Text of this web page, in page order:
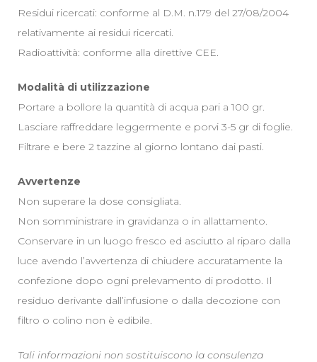
Residui ricercati: conforme al D.M. n.179 del 27/08/2004
relativamente ai residui ricercati.
Radioattività: conforme alla direttive CEE.
Modalità di utilizzazione
Portare a bollore la quantità di acqua pari a 100 gr.
Lasciare raffreddare leggermente e porvi 3-5 gr di foglie.
Filtrare e bere 2 tazzine al giorno lontano dai pasti.
Avvertenze
Non superare la dose consigliata.
Non somministrare in gravidanza o in allattamento.
Conservare in un luogo fresco ed asciutto al riparo dalla
luce avendo l’avvertenza di chiudere accuratamente la
confezione dopo ogni prelevamento di prodotto. Il
residuo derivante dall’infusione o dalla decozione con
filtro o colino non è edibile.
Tali informazioni non sostituiscono la consulenza